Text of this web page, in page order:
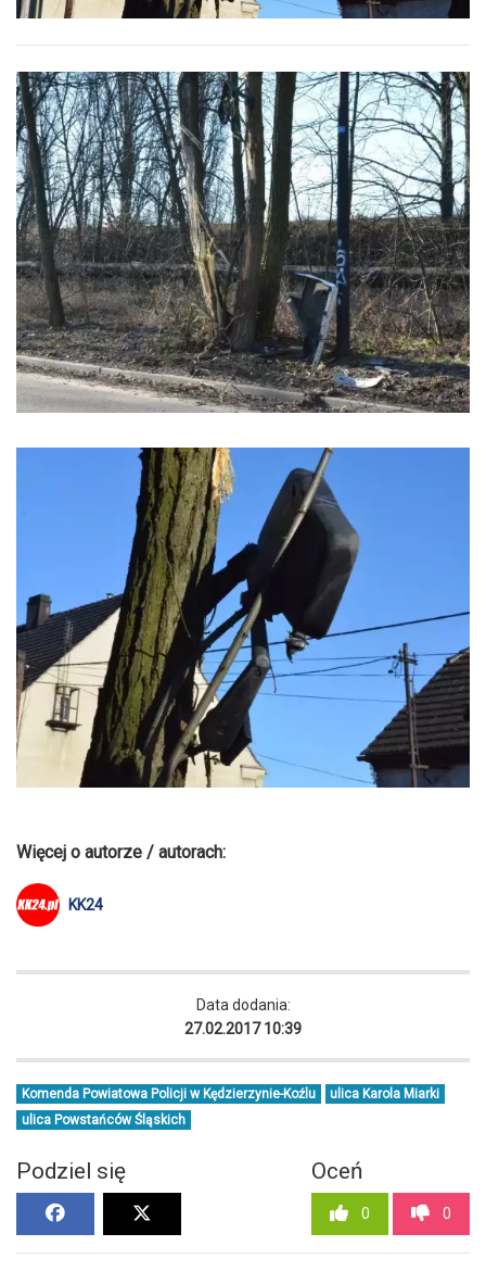
Więcej o autorze / autorach:
KK24
Data dodania:
27.02.2017 10:39
Komenda Powiatowa Policji w Kędzierzynie-Koźlu
ulica Karola Miarki
ulica Powstańców Śląskich
Podziel się Oceń
0 0